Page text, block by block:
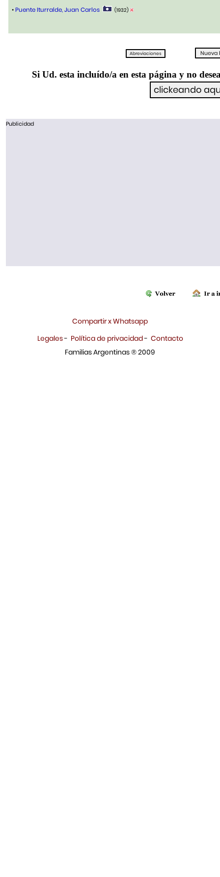
•Puente Iturralde, Juan Carlos (1932)
Si Ud. esta incluído/a en esta página y no
Publicidad
Compartir x Whatsapp
Legales- Política de privacidad- Contacto
Familias Argentinas ® 2009